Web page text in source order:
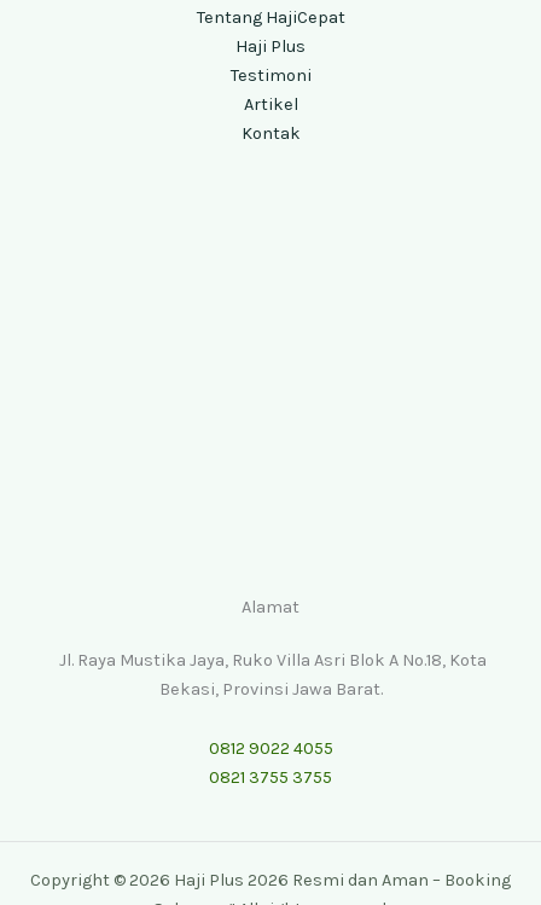
Tentang HajiCepat
Haji Plus
Testimoni
Artikel
Kontak
Alamat
Jl. Raya Mustika Jaya, Ruko Villa Asri Blok A No.18, Kota
Bekasi, Provinsi Jawa Barat.
0812 9022 4055
0821 3755 3755
Copyright © 2026 Haji Plus 2026 Resmi dan Aman – Booking